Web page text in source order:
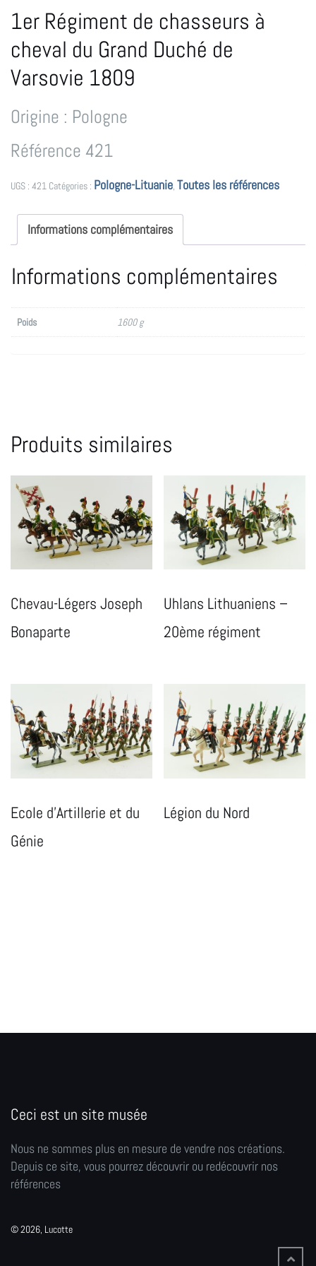
1er Régiment de chasseurs à
cheval du Grand Duché de
Varsovie 1809
Origine : Pologne
Référence 421
UGS : 421 Catégories : Pologne-Lituanie, Toutes les références
Informations complémentaires
Informations complémentaires
Poids 1600 g
Produits similaires
Chevau-Légers Joseph
Bonaparte
Uhlans Lithuaniens –
20ème régiment
Ecole d’Artillerie et du
Génie
Légion du Nord
Ceci est un site musée
Nous ne sommes plus en mesure de vendre nos créations.
Depuis ce site, vous pourrez découvrir ou redécouvrir nos
références
© 2026, Lucotte